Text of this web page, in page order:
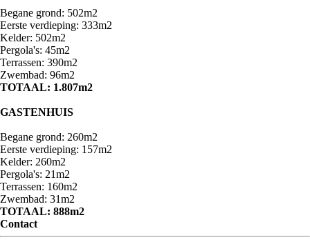
Begane grond: 502m2
Eerste verdieping: 333m2
Kelder: 502m2
Pergola's: 45m2
Terrassen: 390m2
Zwembad: 96m2
TOTAAL: 1.807m2
GASTENHUIS
Begane grond: 260m2
Eerste verdieping: 157m2
Kelder: 260m2
Pergola's: 21m2
Terrassen: 160m2
Zwembad: 31m2
TOTAAL: 888m2
Contact